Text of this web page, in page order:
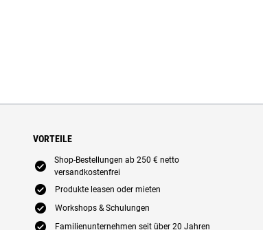
VORTEILE
E
Shop-Bestellungen ab 250 € netto
versandkostenfrei
E Produkte leasen oder mieten
E Workshops & Schulungen
E Familienunternehmen seit über 20 Jahren